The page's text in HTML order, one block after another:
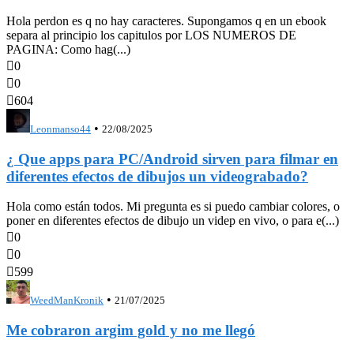
Hola perdon es q no hay caracteres. Supongamos q en un ebook
separa al principio los capitulos por LOS NUMEROS DE
PAGINA: Como hag(...)
0
0
604
Leonmanso44 • 22/08/2025
¿ Que apps para PC/Android sirven para filmar en
diferentes efectos de dibujos un videograbado?
Hola como están todos. Mi pregunta es si puedo cambiar colores, o
poner en diferentes efectos de dibujo un videp en vivo, o para e(...)
0
0
599
WeedManKronik • 21/07/2025
Me cobraron argim gold y no me llegó